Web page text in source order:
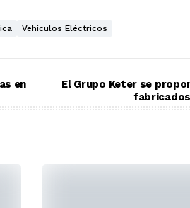
Vehículos Eléctricos
en
El Grupo Keter se